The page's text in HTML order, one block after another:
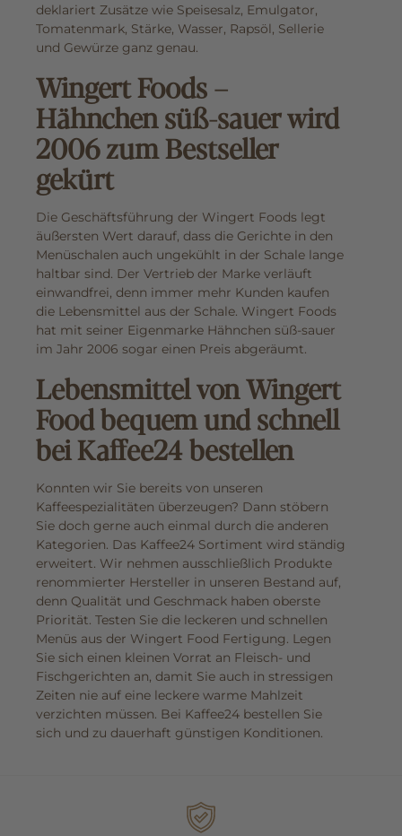
deklariert Zusätze wie Speisesalz, Emulgator,
Tomatenmark, Stärke, Wasser, Rapsöl, Sellerie
und Gewürze ganz genau.
Wingert Foods –
Hähnchen süß-sauer wird
2006 zum Bestseller
gekürt
Die Geschäftsführung der Wingert Foods legt
äußersten Wert darauf, dass die Gerichte in den
Menüschalen auch ungekühlt in der Schale lange
haltbar sind. Der Vertrieb der Marke verläuft
einwandfrei, denn immer mehr Kunden kaufen
die Lebensmittel aus der Schale. Wingert Foods
hat mit seiner Eigenmarke Hähnchen süß-sauer
im Jahr 2006 sogar einen Preis abgeräumt.
Lebensmittel von Wingert
Food bequem und schnell
bei Kaffee24 bestellen
Konnten wir Sie bereits von unseren
Kaffeespezialitäten überzeugen? Dann stöbern
Sie doch gerne auch einmal durch die anderen
Kategorien. Das Kaffee24 Sortiment wird ständig
erweitert. Wir nehmen ausschließlich Produkte
renommierter Hersteller in unseren Bestand auf,
denn Qualität und Geschmack haben oberste
Priorität. Testen Sie die leckeren und schnellen
Menüs aus der Wingert Food Fertigung. Legen
Sie sich einen kleinen Vorrat an Fleisch- und
Fischgerichten an, damit Sie auch in stressigen
Zeiten nie auf eine leckere warme Mahlzeit
verzichten müssen. Bei Kaffee24 bestellen Sie
sich und zu dauerhaft günstigen Konditionen.